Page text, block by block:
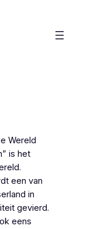
Wereld
is het
een van
in
gevierd.
eens